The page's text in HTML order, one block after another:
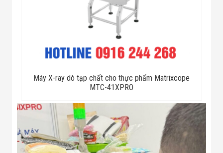
Bo Mạch Điện
Tử
Flycam
Robot Tự Hành
THIẾT BỊ KIỂM
SOÁT RA VÀO
Cổng Dò Kim
Loại
Máy Soi Hành
Máy X-ray dò tạp chất cho thực phẩm Matrixcope
MTC-41XPRO